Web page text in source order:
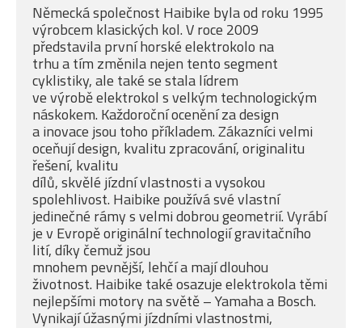
Německá společnost Haibike byla od roku 1995
výrobcem klasických kol. V roce 2009
představila první horské elektrokolo na
trhu a tím změnila nejen tento segment
cyklistiky, ale také se stala lídrem
ve výrobě elektrokol s velkým technologickým
náskokem. Každoroční ocenění za design
a inovace jsou toho příkladem. Zákazníci velmi
oceňují design, kvalitu zpracování, originalitu
řešení, kvalitu
dílů, skvělé jízdní vlastnosti a vysokou
spolehlivost. Haibike používá své vlastní
jedinečné rámy s velmi dobrou geometrií. Vyrábí
je v Evropě originální technologií gravitačního
lití, díky čemuž jsou
mnohem pevnější, lehčí a mají dlouhou
životnost. Haibike také osazuje elektrokola těmi
nejlepšími motory na světě – Yamaha a Bosch.
Vynikají úžasnými jízdními vlastnostmi,